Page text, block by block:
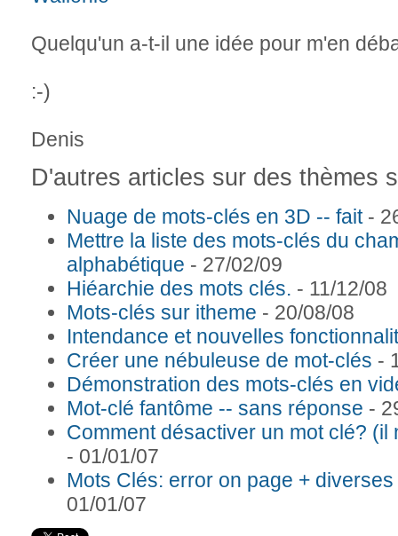
Quelqu'un a-t-il une idée pour m'en
:-)
Denis
D'autres articles sur des thèmes
Nuage de mots-clés en 3D -- fait-
Mettre la liste des mots-clés du
alphabétique - 27/02/09
Hiéarchie des mots clés. - 11/12/08
Mots-clés sur itheme - 20/08/08
Intendance et nouvelles
Créer une nébuleuse de mot-clés -
Démonstration des mots-clés en
Mot-clé fantôme -- sans réponse -
Comment désactiver un mot clé?
- 01/01/07
Mots Clés: error on page +
01/01/07